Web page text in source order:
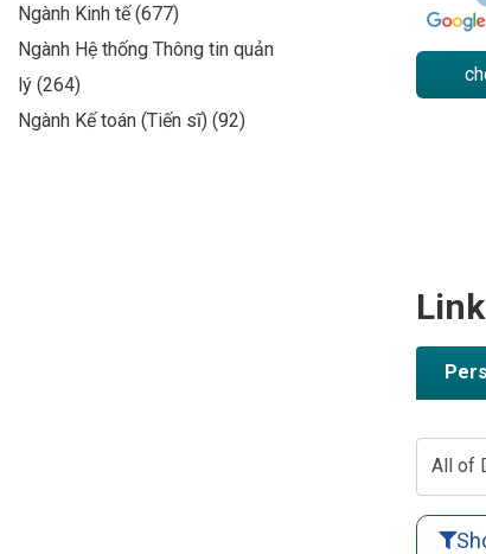
Ngành Kinh tế (677)
Ngành Hệ thống Thông tin quản
lý (264)
Ngành Kế toán (Tiến sĩ) (92)
All of